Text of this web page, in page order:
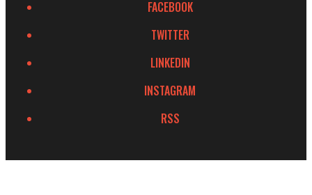
FACEBOOK
TWITTER
LINKEDIN
INSTAGRAM
RSS